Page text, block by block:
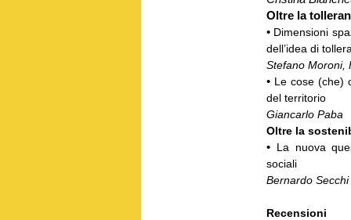
Oltre la
• Dimensioni
dell’idea di
Stefano Moroni,
• Le cose (che)
del territorio
Giancarlo Paba
Oltre la
• La nuova
sociali
Bernardo Secchi
Recensioni